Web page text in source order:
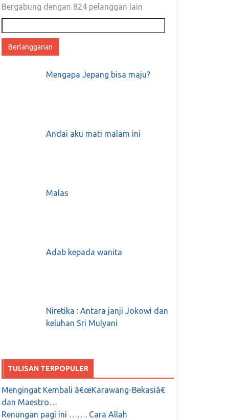
Bergabung dengan 824 pelanggan lain
email
Mengapa Jepang bisa maju?
Andai aku mati malam ini
Malas
Adab kepada wanita
Niretika : Antara janji Jokowi dan
keluhan Sri Mulyani
TULISAN TERPOPULER
Mengingat Kembali â€œKarawang-Bekasiâ€
dan Maestro…
Renungan pagi ini ……. Cara Allah